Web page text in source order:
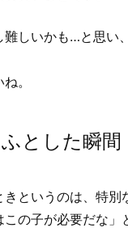
しいかも…と思い
。
とした瞬間
というのは、特別
の子が必要だな」